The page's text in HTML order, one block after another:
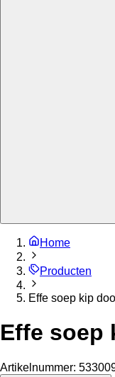
Home
Producten
Effe soep kip
Effe soep
Artikelnummer: